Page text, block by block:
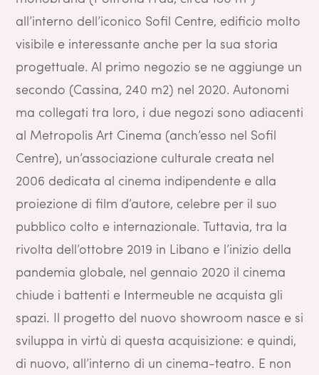
all’interno dell’iconico Sofil Centre, edificio molto
visibile e interessante anche per la sua storia
progettuale. Al primo negozio se ne aggiunge un
secondo (Cassina, 240 m2) nel 2020. Autonomi
ma collegati tra loro, i due negozi sono adiacenti
al Metropolis Art Cinema (anch’esso nel Sofil
Centre), un’associazione culturale creata nel
2006 dedicata al cinema indipendente e alla
proiezione di film d’autore, celebre per il suo
pubblico colto e internazionale. Tuttavia, tra la
rivolta dell’ottobre 2019 in Libano e l’inizio della
pandemia globale, nel gennaio 2020 il cinema
chiude i battenti e Intermeuble ne acquista gli
spazi. Il progetto del nuovo showroom nasce e si
sviluppa in virtù di questa acquisizione: e quindi,
di nuovo, all’interno di un cinema-teatro. E non